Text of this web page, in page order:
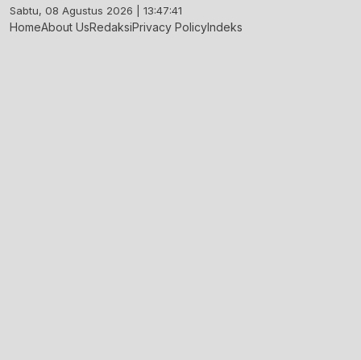
Skip
to
Sabtu, 08 Agustus 2026 | 13:47:42
HomeAbout UsRedaksiPrivacy PolicyIndeks